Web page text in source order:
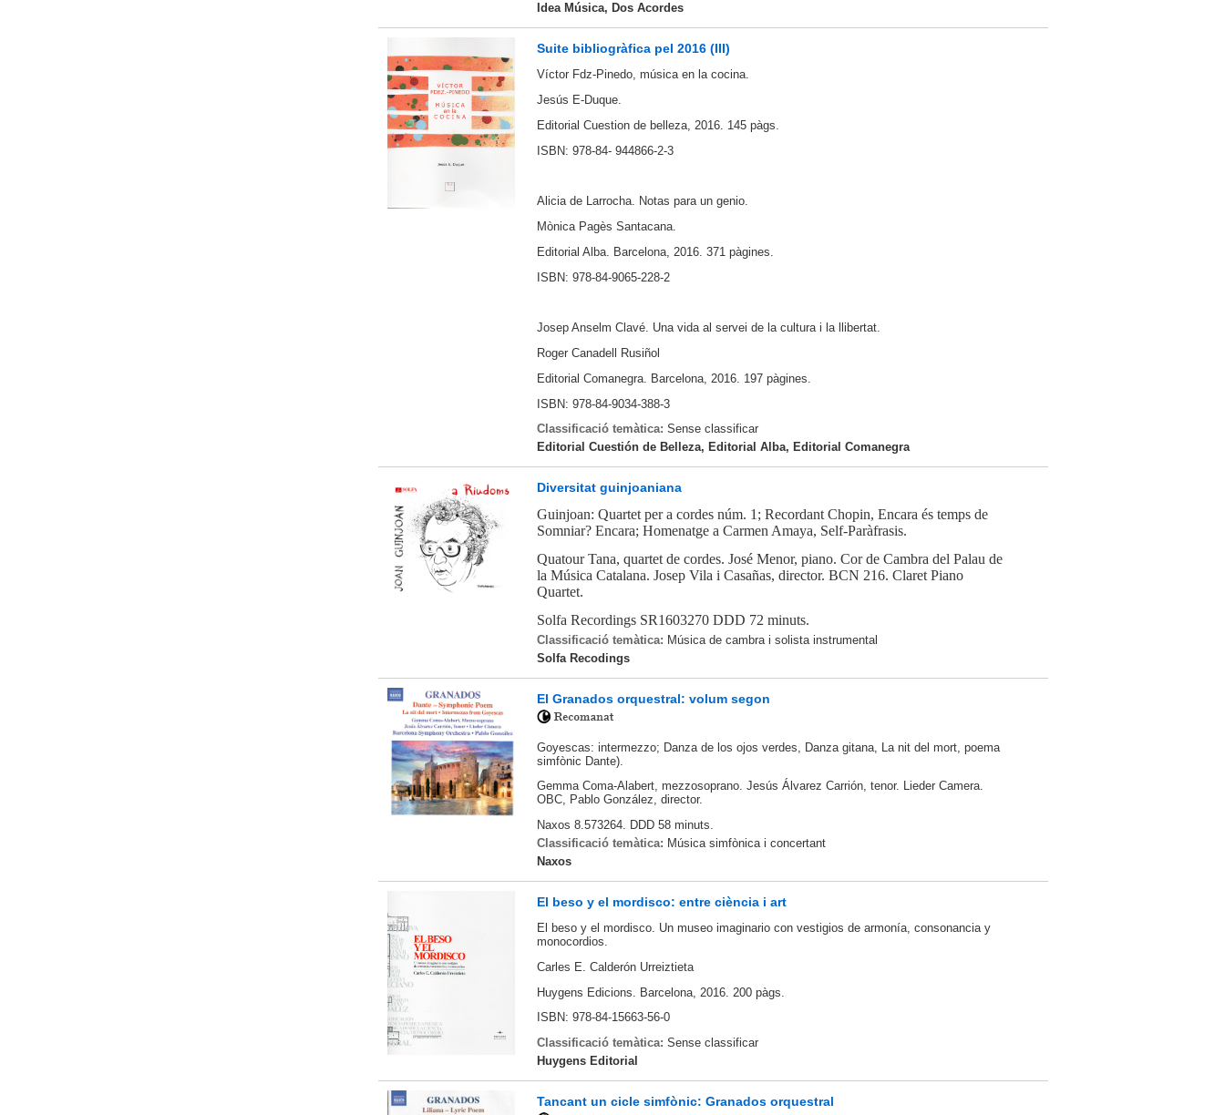
Idea Música, Dos Acordes
Suite bibliogràfica pel 2016 (III)
Víctor Fdz-Pinedo, música en la cocina.
Jesús E-Duque.
Editorial Cuestion de belleza, 2016. 145 pàgs.
ISBN: 978-84- 944866-2-3
Alicia de Larrocha. Notas para un genio.
Mònica Pagès Santacana.
Editorial Alba. Barcelona, 2016. 371 pàgines.
ISBN: 978-84-9065-228-2
Josep Anselm Clavé. Una vida al servei de la cultura i la llibertat.
Roger Canadell Rusiñol
Editorial Comanegra. Barcelona, 2016. 197 pàgines.
ISBN: 978-84-9034-388-3
Classificació temàtica: Sense classificar
Editorial Cuestión de Belleza, Editorial Alba, Editorial Comanegra
Diversitat guinjoaniana
Guinjoan: Quartet per a cordes núm. 1; Recordant Chopin, Encara és temps de
Somniar? Encara; Homenatge a Carmen Amaya, Self-Paràfrasis.
Quatour Tana, quartet de cordes. José Menor, piano. Cor de Cambra del Palau de
la Música Catalana. Josep Vila i Casañas, director. BCN 216. Claret Piano
Quartet.
Solfa Recordings SR1603270 DDD 72 minuts.
Classificació temàtica: Música de cambra i solista instrumental
Solfa Recodings
El Granados orquestral: volum segon
Goyescas: intermezzo; Danza de los ojos verdes, Danza gitana, La nit del mort, poema
simfònic Dante).
Gemma Coma-Alabert, mezzosoprano. Jesús Álvarez Carrión, tenor. Lieder Camera.
OBC, Pablo González, director.
Naxos 8.573264. DDD 58 minuts.
Classificació temàtica: Música simfònica i concertant
Naxos
El beso y el mordisco: entre ciència i art
El beso y el mordisco. Un museo imaginario con vestigios de armonía, consonancia y
monocordios.
Carles E. Calderón Urreiztieta
Huygens Edicions. Barcelona, 2016. 200 pàgs.
ISBN: 978-84-15663-56-0
Classificació temàtica: Sense classificar
Huygens Editorial
Tancant un cicle simfònic: Granados orquestral